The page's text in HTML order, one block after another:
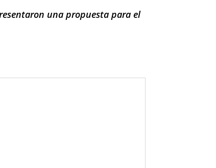
una propuesta para el